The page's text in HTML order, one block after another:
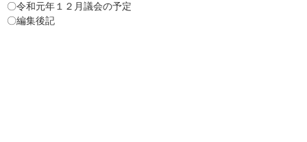
〇令和元年１２月議会の予定
〇編集後記